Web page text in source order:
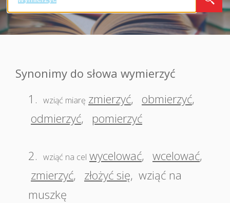
Synonimy do słowa wymierzyć
1. wziąć miarę zmierzyć, obmierzyć,
odmierzyć, pomierzyć
2. wziąć na cel wycelować, wcelować,
zmierzyć, złożyć się, wziąć na
muszkę